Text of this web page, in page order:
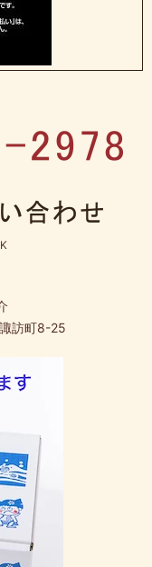
訪町8-25